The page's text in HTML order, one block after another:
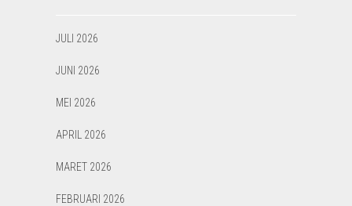
JULI 2026
JUNI 2026
MEI 2026
APRIL 2026
MARET 2026
FEBRUARI 2026